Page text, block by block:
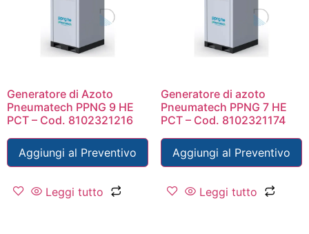
Generatore di Azoto
Pneumatech PPNG 9 HE
PCT – Cod. 8102321216
Aggiungi al Preventivo
Leggi tutto
Generatore di azoto
Pneumatech PPNG 7 HE
PCT – Cod. 8102321174
Aggiungi al Preventivo
Leggi tutto